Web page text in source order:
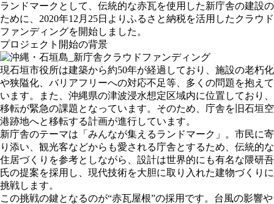
ランドマークとして、伝統的な赤瓦を使用した新庁舎の建設の
ために、2020年12月25日よりふるさと納税を活用したクラウド
ファンディングを開始しました。
プロジェクト開始の背景
現石垣市役所は建築から約50年が経過しており、施設の老朽化
や狭隘化、バリアフリーへの対応不足等、多くの問題を抱えて
います。また、沖縄県の津波浸水想定区域内に位置しており、
移転が緊急の課題となっています。そのため、庁舎を旧石垣空
港跡地へと移転する計画が進行しています。
新庁舎のテーマは「みんなが集えるランドマーク」。市民に寄
り添い、観光客などからも愛される庁舎とするため、伝統的な
住居づくりを参考としながら、設計は世界的にも有名な隈研吾
氏の提案を採用し、現代技術を大胆に取り入れた建物づくりに
挑戦します。
この挑戦の鍵となるのが“赤瓦屋根”の採用です。台風の影響や